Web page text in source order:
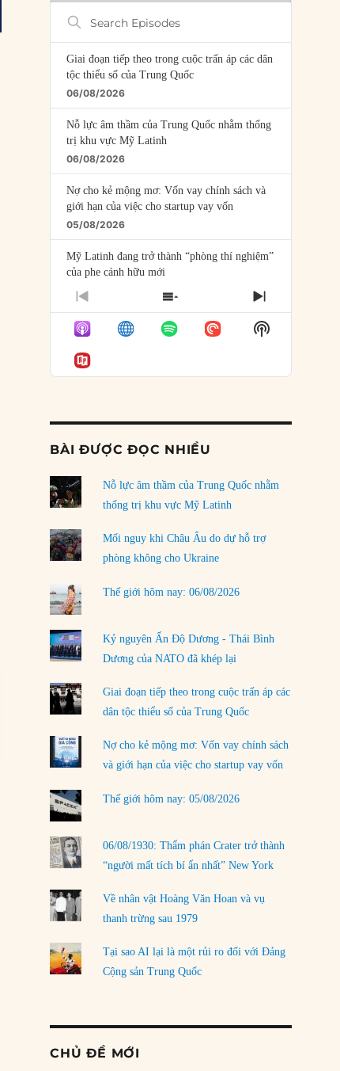
Search
Episodes
Giai đoạn tiếp theo trong cuộc trấn áp các dân
tộc thiểu số của Trung Quốc
06/08/2026
Nỗ lực âm thầm của Trung Quốc nhằm thống
trị khu vực Mỹ Latinh
06/08/2026
Nợ cho kẻ mộng mơ: Vốn vay chính sách và
giới hạn của việc cho startup vay vốn
05/08/2026
Mỹ Latinh đang trở thành “phòng thí nghiệm”
của phe cánh hữu mới
04/08/2026
Tại sao Trung Quốc phủ nhận cuộc gặp với
Ngoại trưởng Nhật Bản?
04/08/2026
03/08/2026
Đặt cược vào thất bại: Các quỹ đầu tư mạo
rủi ro
02/08/2026
Làm thế nào để kết thúc Chiến tranh Iran?
01/08/2026
Chiến lược kế tiếp của Bắc Kinh ở Biển Đông
31/07/2026
Trật tự thế giới mới: Các nước nhỏ sẽ luôn
phải chịu đựng?
LOAD MORE
PREVIOUS
EPISODE
SHOW
EPISODES
LIST
NEXT
EPISODE
Show
Podcast
BÀI ĐƯỢC ĐỌC NHIỀU
Nỗ lực âm thầm của Trung Quốc nhằm
thống trị khu vực Mỹ Latinh
Mối nguy khi Châu Âu do dự hỗ trợ
phòng không cho Ukraine
Thế giới hôm nay: 06/08/2026
Kỷ nguyên Ấn Độ Dương - Thái Bình
Dương của NATO đã khép lại
Giai đoạn tiếp theo trong cuộc trấn áp các
dân tộc thiểu số của Trung Quốc
Nợ cho kẻ mộng mơ: Vốn vay chính sách
và giới hạn của việc cho startup vay vốn
Thế giới hôm nay: 05/08/2026
06/08/1930: Thẩm phán Crater trở thành
“người mất tích bí ẩn nhất” New York
Về nhân vật Hoàng Văn Hoan và vụ
thanh trừng sau 1979
Tại sao AI lại là một rủi ro đối với Đảng
Cộng sản Trung Quốc
CHỦ ĐỀ MỚI